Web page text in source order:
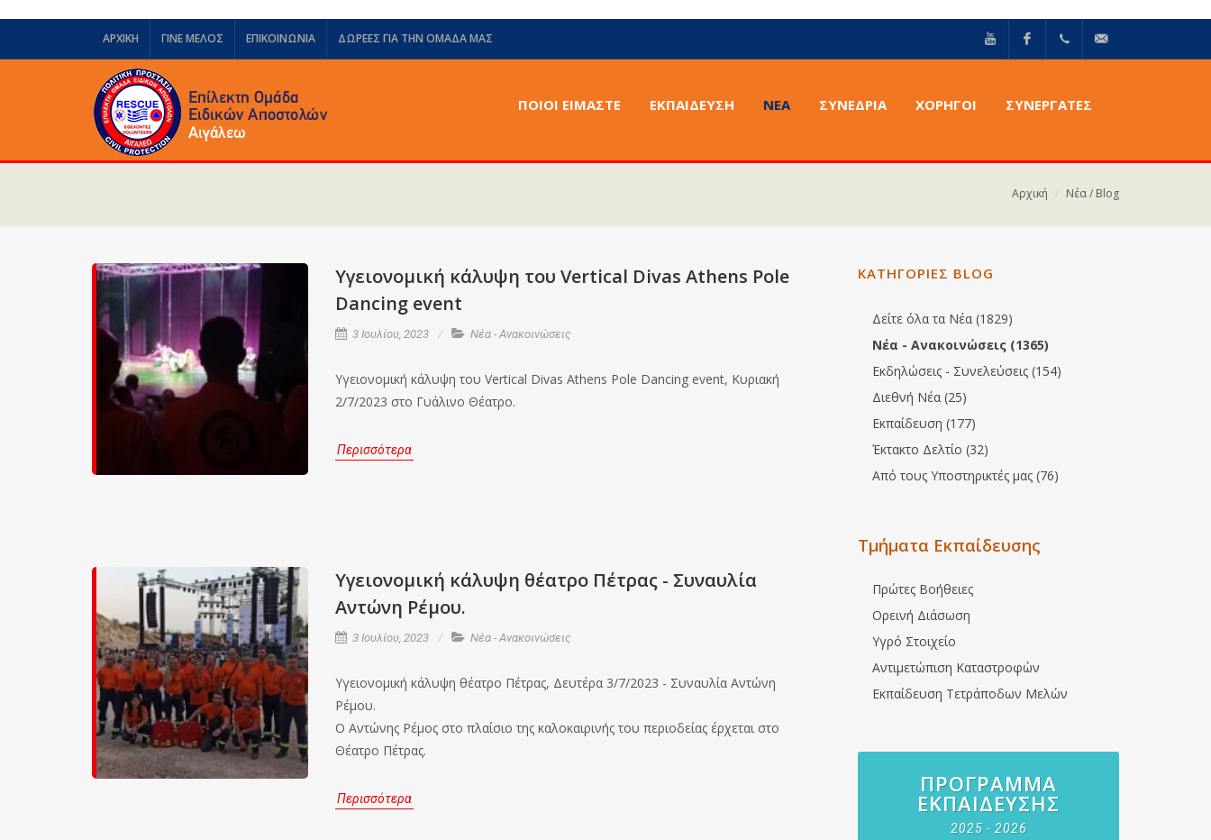
ΑΡΧΙΚΗ ΓΙΝΕ ΜΕΛΟΣ ΕΠΙΚΟΙΝΩΝΙΑ ΔΩΡΕΈΣ ΓΙΑ ΤΗΝ ΟΜΆΔΑ ΜΑΣ
ΠΟΙΟΙ ΕΙΜΑΣΤΕ ΕΚΠΑΙΔΕΥΣΗ ΝΈΑ ΣΥΝΈΔΡΙΑ ΧΟΡΗΓΟΙ ΣΥΝΕΡΓΑΤΕΣ
Αρχική Νέα / Blog
Υγειονομική κάλυψη του Vertical Divas Athens Pole
Dancing event
3 Ιουλίου, 2023 Νέα - Ανακοινώσεις
Υγειονομική κάλυψη του Vertical Divas Athens Pole Dancing event, Κυριακή
2/7/2023 στο Γυάλινο Θέατρο.
Περισσότερα
Υγειονομική κάλυψη θέατρο Πέτρας - Συναυλία
Αντώνη Ρέμου.
3 Ιουλίου, 2023 Νέα - Ανακοινώσεις
Υγειονομική κάλυψη θέατρο Πέτρας, Δευτέρα 3/7/2023 - Συναυλία Αντώνη
Ρέμου.
Ο Αντώνης Ρέμος στο πλαίσιο της καλοκαιρινής του περιοδείας έρχεται στο
Θέατρο Πέτρας.
Περισσότερα
ΚΑΤΗΓΟΡΙΕΣ BLOG
Δείτε όλα τα Νέα (1829)
Νέα - Ανακοινώσεις (1365)
Εκδηλώσεις - Συνελεύσεις (154)
Διεθνή Νέα (25)
Εκπαίδευση (177)
Έκτακτο Δελτίο (32)
Από τους Υποστηρικτές μας (76)
Τμήματα Εκπαίδευσης
Πρώτες Βοήθειες
Ορεινή Διάσωση
Υγρό Στοιχείο
Αντιμετώπιση Καταστροφών
Εκπαίδευση Τετράποδων Μελών
ΠΡΌΓΡΑΜΜΑ
ΕΚΠΑΊΔΕΥΣΗΣ
2025 - 2026